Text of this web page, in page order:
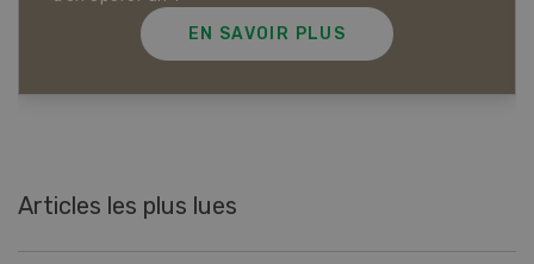
EN SAVOIR PLUS
Articles les plus lues